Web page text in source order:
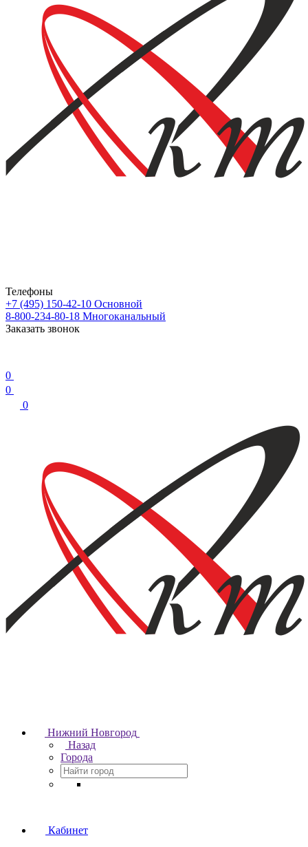
Телефоны
+7 (495) 150-42-10 Основной
8-800-234-80-18 Многоканальный
Заказать звонок
0
0
0
Нижний Новгород
Назад
Города
Кабинет